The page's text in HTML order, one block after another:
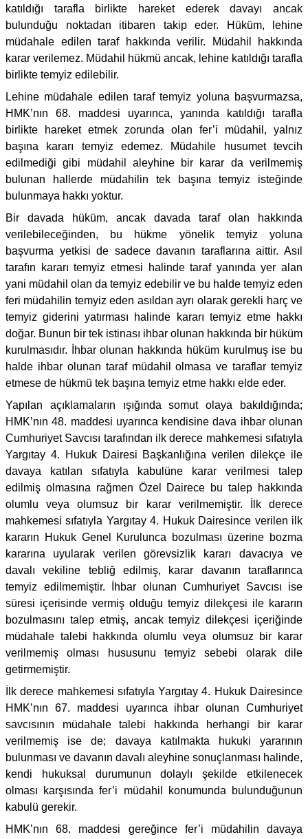
katıldığı tarafla birlikte hareket ederek davayı ancak
bulunduğu noktadan itibaren takip eder. Hüküm, lehine
müdahale edilen taraf hakkında verilir. Müdahil hakkında
karar verilemez. Müdahil hükmü ancak, lehine katıldığı tarafla
birlikte temyiz edilebilir.
Lehine müdahale edilen taraf temyiz yoluna başvurmazsa,
HMK’nın 68. maddesi uyarınca, yanında katıldığı tarafla
birlikte hareket etmek zorunda olan fer’i müdahil, yalnız
başına kararı temyiz edemez. Müdahile husumet tevcih
edilmediği gibi müdahil aleyhine bir karar da verilmemiş
bulunan hallerde müdahilin tek başına temyiz isteğinde
bulunmaya hakkı yoktur.
Bir davada hüküm, ancak davada taraf olan hakkında
verilebileceğinden, bu hükme yönelik temyiz yoluna
başvurma yetkisi de sadece davanın taraflarına aittir. Asıl
tarafın kararı temyiz etmesi halinde taraf yanında yer alan
yani müdahil olan da temyiz edebilir ve bu halde temyiz eden
feri müdahilin temyiz eden asıldan ayrı olarak gerekli harç ve
temyiz giderini yatırması halinde kararı temyiz etme hakkı
doğar. Bunun bir tek istinası ihbar olunan hakkında bir hüküm
kurulmasıdır. İhbar olunan hakkında hüküm kurulmuş ise bu
halde ihbar olunan taraf müdahil olmasa ve taraflar temyiz
etmese de hükmü tek başına temyiz etme hakkı elde eder.
Yapılan açıklamaların ışığında somut olaya bakıldığında;
HMK’nın 48. maddesi uyarınca kendisine dava ihbar olunan
Cumhuriyet Savcısı tarafından ilk derece mahkemesi sıfatıyla
Yargıtay 4. Hukuk Dairesi Başkanlığına verilen dilekçe ile
davaya katılan sıfatıyla kabulüne karar verilmesi talep
edilmiş olmasına rağmen Özel Dairece bu talep hakkında
olumlu veya olumsuz bir karar verilmemiştir. İlk derece
mahkemesi sıfatıyla Yargıtay 4. Hukuk Dairesince verilen ilk
kararın Hukuk Genel Kurulunca bozulması üzerine bozma
kararına uyularak verilen görevsizlik kararı davacıya ve
davalı vekiline tebliğ edilmiş, karar davanın taraflarınca
temyiz edilmemiştir. İhbar olunan Cumhuriyet Savcısı ise
süresi içerisinde vermiş olduğu temyiz dilekçesi ile kararın
bozulmasını talep etmiş, ancak temyiz dilekçesi içeriğinde
müdahale talebi hakkında olumlu veya olumsuz bir karar
verilmemiş olması hususunu temyiz sebebi olarak dile
getirmemiştir.
İlk derece mahkemesi sıfatıyla Yargıtay 4. Hukuk Dairesince
HMK’nın 67. maddesi uyarınca ihbar olunan Cumhuriyet
savcısının müdahale talebi hakkında herhangi bir karar
verilmemiş ise de; davaya katılmakta hukuki yararının
bulunması ve davanın davalı aleyhine sonuçlanması halinde,
kendi hukuksal durumunun dolaylı şekilde etkilenecek
olması karşısında fer’i müdahil konumunda bulunduğunun
kabulü gerekir.
HMK’nın 68. maddesi gereğince fer’i müdahilin davaya